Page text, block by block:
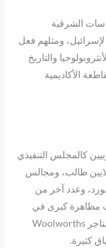
الشرقية
لإسرائيل، ومثلهم فعل
والتاريخ
الأكاديمية
كالمجلس التنفيذي
الوطني للطلبة في بريطانيا الذي يمثل 7 ملايين طالب، ومجالس
وعدد آخر من
مظاهرة كبرى في
جنوب إفريقيا ضمت أكثر من 10.000 طالب ضد متاجر Woolworths
كثيرة.